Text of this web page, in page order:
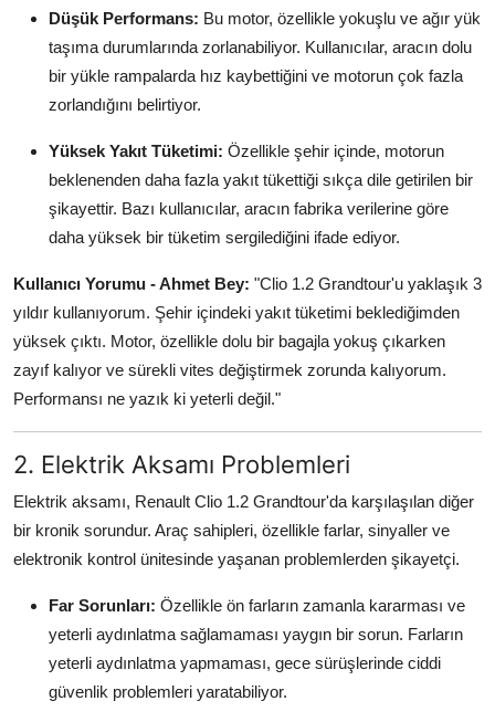
Multimedya & Elektronik
Düşük Performans: Bu motor, özellikle yokuşlu ve ağır yük
taşıma durumlarında zorlanabiliyor. Kullanıcılar, aracın dolu
bir yükle rampalarda hız kaybettiğini ve motorun çok fazla
zorlandığını belirtiyor.
Yüksek Yakıt Tüketimi: Özellikle şehir içinde, motorun
beklenenden daha fazla yakıt tükettiği sıkça dile getirilen bir
şikayettir. Bazı kullanıcılar, aracın fabrika verilerine göre
daha yüksek bir tüketim sergilediğini ifade ediyor.
Kullanıcı Yorumu - Ahmet Bey: "Clio 1.2 Grandtour'u yaklaşık 3
yıldır kullanıyorum. Şehir içindeki yakıt tüketimi beklediğimden
yüksek çıktı. Motor, özellikle dolu bir bagajla yokuş çıkarken
zayıf kalıyor ve sürekli vites değiştirmek zorunda kalıyorum.
Performansı ne yazık ki yeterli değil."
2. Elektrik Aksamı Problemleri
Elektrik aksamı, Renault Clio 1.2 Grandtour'da karşılaşılan diğer
bir kronik sorundur. Araç sahipleri, özellikle farlar, sinyaller ve
elektronik kontrol ünitesinde yaşanan problemlerden şikayetçi.
Far Sorunları: Özellikle ön farların zamanla kararması ve
yeterli aydınlatma sağlamaması yaygın bir sorun. Farların
yeterli aydınlatma yapmaması, gece sürüşlerinde ciddi
güvenlik problemleri yaratabiliyor.